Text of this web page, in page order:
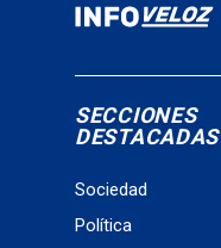
SECCIONES
DESTACADAS
Sociedad
Política